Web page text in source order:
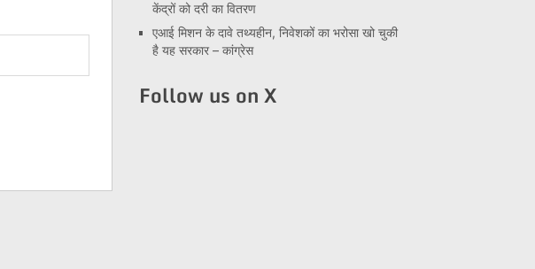
केंद्रों को दरी का वितरण
एआई मिशन के दावे तथ्यहीन, निवेशकों का भरोसा खो चुकी
है यह सरकार – कांग्रेस
Follow us on X